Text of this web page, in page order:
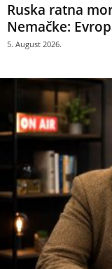
Ruska ratna
Nemačke:
5. August 2026.